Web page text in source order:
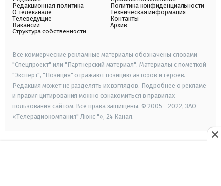
Редакционная политика
О телеканале
Телеведущие
Вакансии
Структура собственности
Политика конфиденциальности
Техническая информация
Контакты
Архив
Все коммерческие рекламные материалы обозначены словами
"Спецпроект" или "Партнерский материал". Материалы с пометкой
"Эксперт", "Позиция" отражают позицию авторов и героев.
Редакция может не разделять их взглядов. Подробнее о рекламе
и правил цитирования можно ознакомиться в правилах
пользования сайтом. Все права защищены. © 2005—2022, ЗАО
«Телерадиокомпания" Люкс "», 24 Канал.